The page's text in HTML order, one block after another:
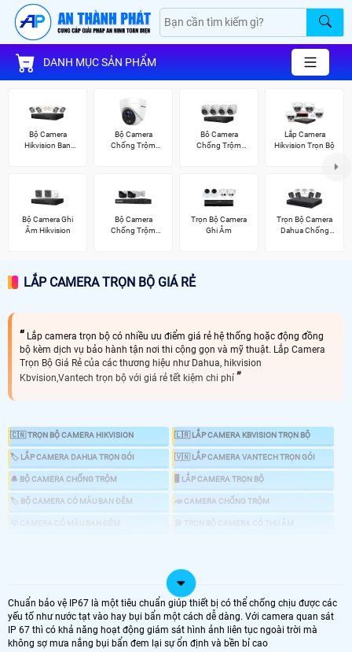
DANH MỤC SẢN PHẨM
Bộ Camera
Hikvision Ban
Bộ Camera
Chống Trộm
Bô Camera
Chống Trộm
Lắp Camera
Hikvision Trọn Bộ
Bộ Camera Ghi
Âm Hikvision
Bộ Camera
Chống Trộm
Trọn Bộ Camera
Ghi Âm
Trọn Bộ Camera
Dahua Chống
LẮP CAMERA TRỌN BỘ GIÁ RẺ
Lắp camera trọn bộ có nhiều ưu điểm giá rẻ hệ thống hoặc động đồng
bộ kèm dịch vụ bảo hành tận nơi thi cộng gọn và mỹ thuật. Lắp Camera
Trọn Bộ Giá Rẻ của các thương hiệu như Dahua, hikvision
Kbvision,Vantech trọn bộ với giá rẻ tết kiệm chi phí
🇨🇳 TRỌN BỘ CAMERA HIKVISION 🇱🇷 LẮP CAMERA KBVISION TRỌN BỘ
🏷 LẮP CAMERA DAHUA TRỌN GÓI 🇻🇳 LẮP CAMERA VANTECH TRỌN GÓI
🔔 BỘ CAMERA CHỐNG TRỘM 🖥 LẮP CAMERA TRỌN BỘ
🏷 BỘ CAMERA CÓ MÀU BAN ĐÊM 📣 CAMERA CHỐNG TRỘM
📦 LẮP CAMERA TRỌN GÓI GIÁ RẺ
🗳 Lắp Camera Trọn Gói tiết kiệm chi phí giám sát ổn định dịch vụ uy tín tại An
Thành Phát, trọn bộ camera chính hãng phù hợp với nhu cầu sử dụng camera
cho gia đình, văn phòng cửa hàng và nhà xưởng, bộ camera giá rẻ thiết kế tối
Chuẩn bảo vệ IP67 là một tiêu chuẩn giúp thiết bị có thể chống chịu được các
yếu tố như nước tạt vào hay bụi bẩn một cách dễ dàng. Với camera quan sát
IP 67 thì có khả năng hoạt động giám sát hình ảnh liên tục ngoài trời mà
không sợ mưa nắng bụi bẩn đem lại sự ổn định và bền bỉ cao